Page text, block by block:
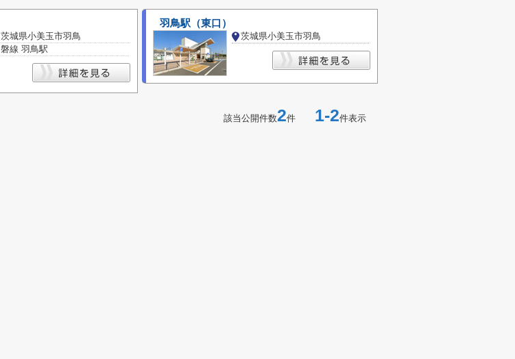
茨城県小美玉市羽鳥
線 羽鳥駅
羽鳥駅（東口）
茨城県小美玉市羽鳥
該当公開件数2件 1-2件表示